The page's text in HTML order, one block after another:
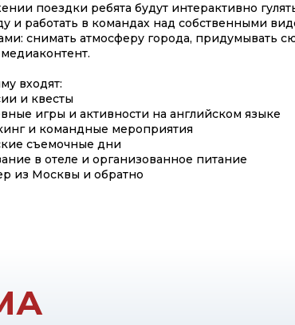
поездки ребята будут интерактивно
и работать в командах над собственными
снимать атмосферу города, придумывать
входят:
и квесты
игры и активности на английском языке
и командные мероприятия
съемочные дни
в отеле и организованное питание
из Москвы и обратно